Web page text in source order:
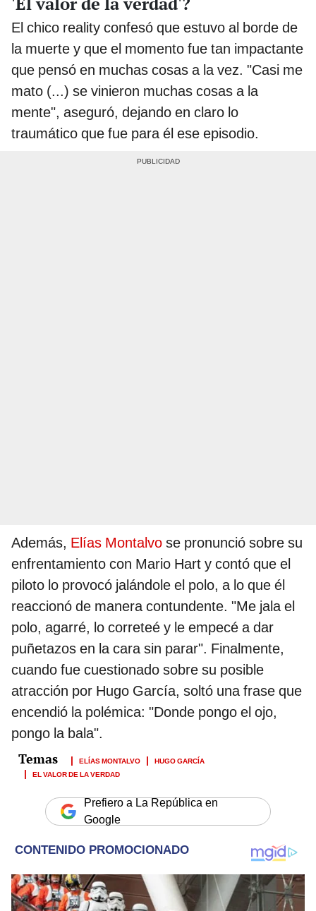
El chico reality confesó que estuvo al borde de
la muerte y que el momento fue tan impactante
que pensó en muchas cosas a la vez. "Casi me
mato (...) se vinieron muchas cosas a la
mente", aseguró, dejando en claro lo
traumático que fue para él ese episodio.
Además, Elías Montalvo se pronunció sobre su
enfrentamiento con Mario Hart y contó que el
piloto lo provocó jalándole el polo, a lo que él
reaccionó de manera contundente. "Me jala el
polo, agarré, lo correteé y le empecé a dar
puñetazos en la cara sin parar". Finalmente,
cuando fue cuestionado sobre su posible
atracción por Hugo García, soltó una frase que
encendió la polémica: "Donde pongo el ojo,
pongo la bala".
ELÍAS MONTALVO
HUGO GARCÍA
EL VALOR DE LA VERDAD
Prefiero a La República en
Google